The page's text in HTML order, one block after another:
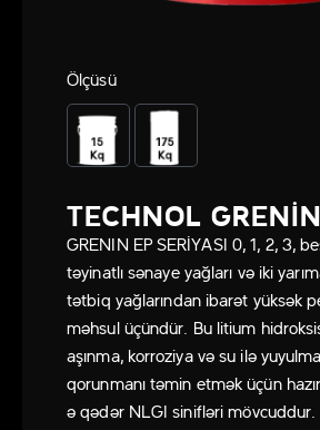
TECHNOL
GRENIN EP SERİYASI 0, 1, 2, 3,
təyinatlı sənaye yağları və iki
tətbiq yağlarından ibarət yüksək
məhsul üçündür. Bu litium
aşınma, korroziya və su ilə
qorunmanı təmin etmək üçün
ə qədər NLGI sinifləri mövcuddur.
Ölçüsü